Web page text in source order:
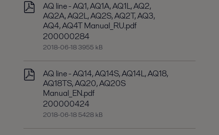
AQ line - AQ1, AQ1A, AQ1L, AQ2,
AQ2A, AQ2L, AQ2S, AQ2T, AQ3,
AQ4, AQ4T Manual_RU.pdf
200000284
2018-06-18 3955 kB
AQ line - AQ14, AQ14S, AQ14L, AQ18,
AQ18TS, AQ20, AQ20S
Manual_EN.pdf
200000424
2018-06-18 5428 kB